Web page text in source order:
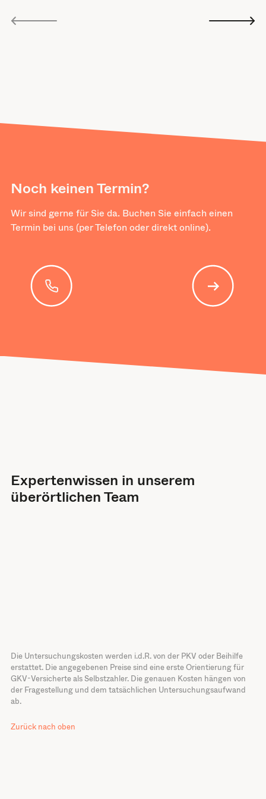
Noch keinen Termin?
Wir sind gerne für Sie da. Buchen Sie einfach einen
Termin bei uns (per Telefon oder direkt online).
Expertenwissen in unserem
überörtlichen Team
Die Untersuchungskosten werden i.d.R. von der PKV oder Beihilfe
erstattet. Die angegebenen Preise sind eine erste Orientierung für
GKV-Versicherte als Selbstzahler. Die genauen Kosten hängen von
der Fragestellung und dem tatsächlichen Untersuchungsaufwand
ab.
Zurück nach oben